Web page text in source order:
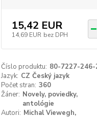
15,42 EUR
14,69 EUR bez DPH
Číslo produktu: 80-7227-246-
Jazyk: CZ Český jazyk
Počet stran: 360
Žáner: Novely, poviedky,
antológie
Autori: Michal Viewegh,